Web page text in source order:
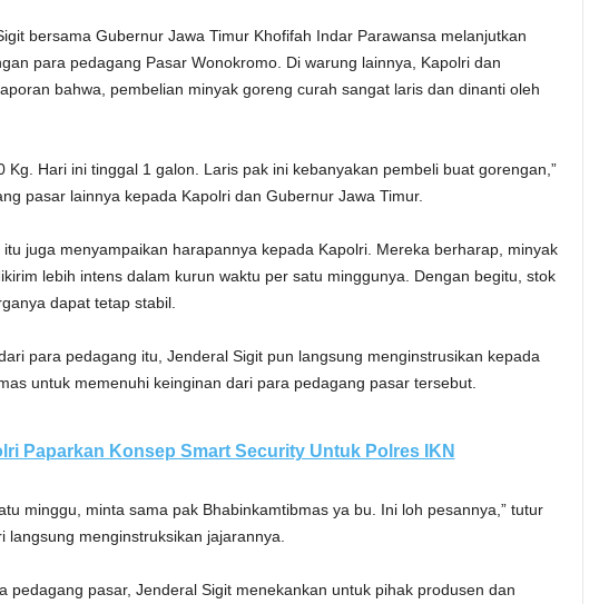
bersama Gubernur Jawa Timur Khofifah Indar Parawansa melanjutkan
para pedagang Pasar Wonokromo. Di warung lainnya, Kapolri dan
bahwa, pembelian minyak goreng curah sangat laris dan dinanti oleh
Kg. Hari ini tinggal 1 galon. Laris pak ini kebanyakan pembeli buat gorengan,”
pasar lainnya kepada Kapolri dan Gubernur Jawa Timur.
juga menyampaikan harapannya kepada Kapolri. Mereka berharap, minyak
lebih intens dalam kurun waktu per satu minggunya. Dengan begitu, stok
dapat tetap stabil.
para pedagang itu, Jenderal Sigit pun langsung menginstrusikan kepada
untuk memenuhi keinginan dari para pedagang pasar tersebut.
Paparkan Konsep Smart Security Untuk Polres IKN
minggu, minta sama pak Bhabinkamtibmas ya bu. Ini loh pesannya,” tutur
langsung menginstruksikan jajarannya.
pedagang pasar, Jenderal Sigit menekankan untuk pihak produsen dan